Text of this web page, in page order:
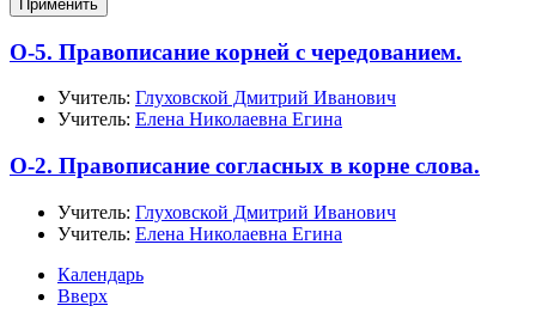
О-5. Правописание корней с чередованием.
Учитель: Глуховской Дмитрий Иванович
Учитель: Елена Николаевна Егина
О-2. Правописание согласных в корне слова.
Учитель: Глуховской Дмитрий Иванович
Учитель: Елена Николаевна Егина
Календарь
Вверх